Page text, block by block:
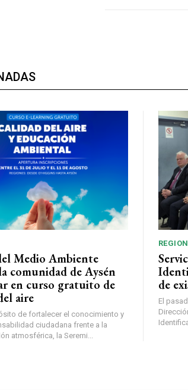
Medio Ambiente
comunidad de Aysén
en curso gratuito de
aire
de fortalecer el conocimiento y
ciudadana frente a la
atmosférica, la Seremi...
de
El